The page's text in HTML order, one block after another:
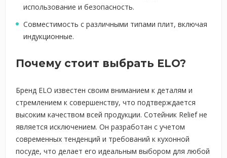
использование и безопасность.
Совместимость с различными типами плит, включая
индукционные.
Почему стоит выбрать ELO?
Бренд ELO известен своим вниманием к деталям и
стремлением к совершенству, что подтверждается
высоким качеством всей продукции. Сотейник Relief не
является исключением. Он разработан с учетом
современных тенденций и требований к кухонной
посуде, что делает его идеальным выбором для любой